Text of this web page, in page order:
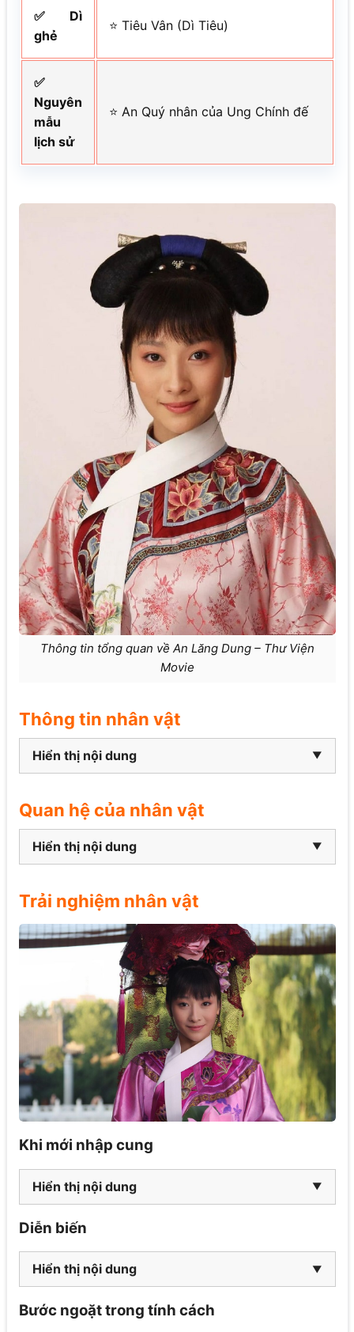
✅ Dì
ghẻ
⭐ Tiêu Vân (Dì Tiêu)
✅
Nguyên
mẫu
lịch sử
⭐ An Quý nhân của Ung Chính đế
Thông tin tổng quan về An Lăng Dung – Thư Viện
Movie
Thông tin nhân vật
Hiển thị nội dung
Quan hệ của nhân vật
Hiển thị nội dung
Trải nghiệm nhân vật
Khi mới nhập cung
Hiển thị nội dung
Diễn biến
Hiển thị nội dung
Bước ngoặt trong tính cách